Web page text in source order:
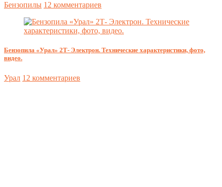
Бензопилы 12 комментариев
Бензопила «Урал» 2Т- Электрон. Технические характеристики, фото,
видео.
Урал 12 комментариев